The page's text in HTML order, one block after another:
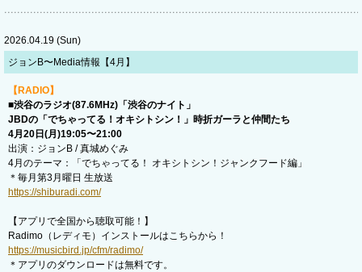
2026.04.19 (Sun)
ジョンB〜Media情報【4月】
【RADIO】
■渋谷のラジオ(87.6MHz)「渋谷のナイト」
JBDの「でちゃってる！オキシトシン！」時折ガーラと仲間たち
4月20日(月)19:05〜21:00
出演：ジョンB / 真城めぐみ
4月のテーマ：「でちゃってる！ オキシトシン！ジャンクフード編」
＊毎月第3月曜日 生放送
https://shiburadi.com/
【アプリで全国から聴取可能！】
Radimo（レディモ）インストールはこちらから！
https://musicbird.jp/cfm/radimo/
＊アプリのダウンロードは無料です。